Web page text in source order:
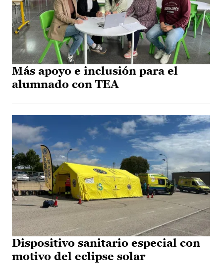
Más apoyo e inclusión para el
alumnado con TEA
Dispositivo sanitario especial con
motivo del eclipse solar